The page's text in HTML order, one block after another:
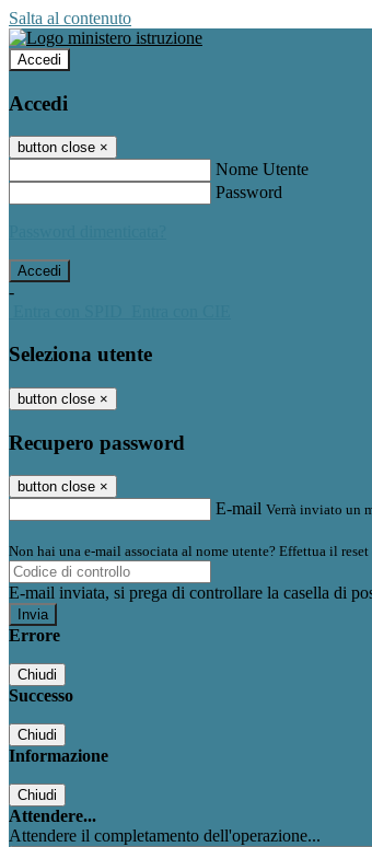
Salta al contenuto
Accedi
Accedi
button close ×
Nome Utente
Password
-
Seleziona utente
button close ×
Recupero password
button close ×
E-mail Verrà inviato un
Non hai una e-mail associata al nome utente? Effettua il
E-mail inviata, si prega di controllare la casella di
Errore
Chiudi
Successo
Chiudi
Informazione
Chiudi
Attendere...
Attendere il completamento dell'operazione...